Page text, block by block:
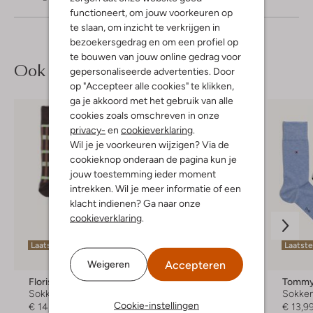
functioneert, om jouw voorkeuren op
te slaan, om inzicht te verkrijgen in
bezoekersgedrag en om een profiel op
te bouwen van jouw online gedrag voor
gepersonaliseerde advertenties. Door
op "Accepteer alle cookies" te klikken,
ga je akkoord met het gebruik van alle
cookies zoals omschreven in onze
privacy- en cookieverklaring
Wil je je voorkeuren wijzigen? Via de
cookieknop onderaan de pagina kun je
jouw toestemming ieder moment
intrekken. Wil je meer informatie of een
klacht indienen? Ga naar onze
cookieverklaring
Weigeren Accepteren
Cookie-instellingen
Ook iets voor jou?
Laatste maten
Floris Van Bommel
Sokken
€ 14,99
Laatste maten
Tommy Hilfiger
€ 13,99
€